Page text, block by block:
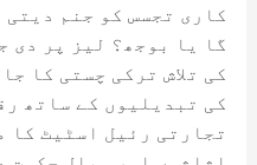
کاری تجسس کو جنم دیتی
گا یا بوجھ؟ لیز پر دی
کی تلاش ترکی چستی کا
کی تبدیلیوں کے ساتھ
تجارتی رئیل اسٹیٹ کا